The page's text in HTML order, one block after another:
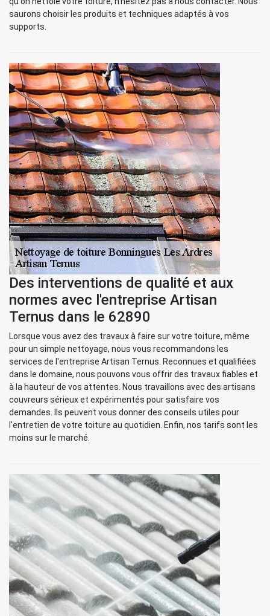
saurons choisir les produits et techniques adaptés à vos
supports.
Des interventions de qualité et aux
normes avec l'entreprise Artisan
Ternus dans le 62890
Lorsque vous avez des travaux à faire sur votre toiture, même
pour un simple nettoyage, nous vous recommandons les
services de l'entreprise Artisan Ternus. Reconnues et qualifiées
dans le domaine, nous pouvons vous offrir des travaux fiables et
à la hauteur de vos attentes. Nous travaillons avec des artisans
couvreurs sérieux et expérimentés pour satisfaire vos
demandes. Ils peuvent vous donner des conseils utiles pour
l'entretien de votre toiture au quotidien. Enfin, nos tarifs sont les
moins sur le marché.